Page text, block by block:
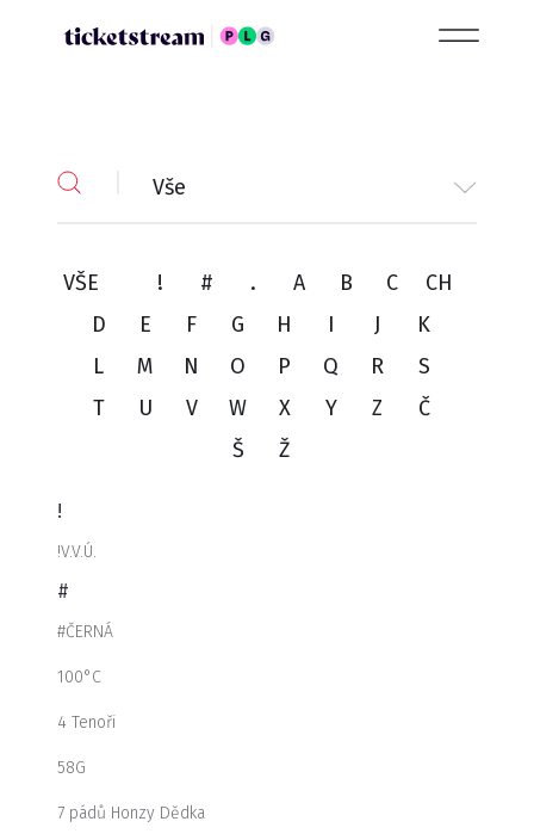
Vše
VŠE ! # . A B C
CH
D
E F G H I J
K
L
M N O P Q R
S
T
U V W X Y Z
Č
Š
Ž
!
!V.V.Ú.
#
#ČERNÁ
100°C
4 Tenoři
58G
7 pádů Honzy Dědka